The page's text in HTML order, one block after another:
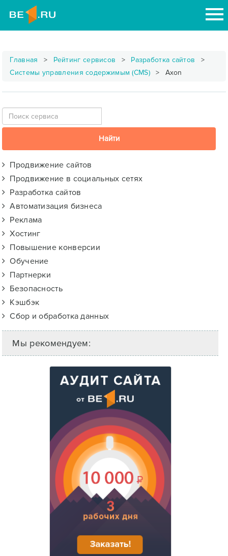
Главная Рейтинг сервисов
Разработка сайтов
Системы управления содержимым (CMS)
Axon
Продвижение сайтов
Продвижение в социальных сетях
Разработка сайтов
Автоматизация бизнеса
Реклама
Хостинг
Повышение конверсии
Обучение
Партнерки
Безопасность
Кэшбэк
Сбор и обработка данных
Мы рекомендуем: